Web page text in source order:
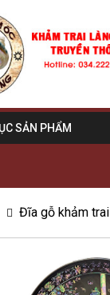
SẢN PHẨM
Đĩa gỗ khảm trai